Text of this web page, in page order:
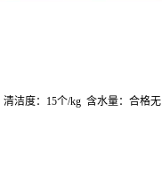
清洁度： 15个/kg 含水量：合格无